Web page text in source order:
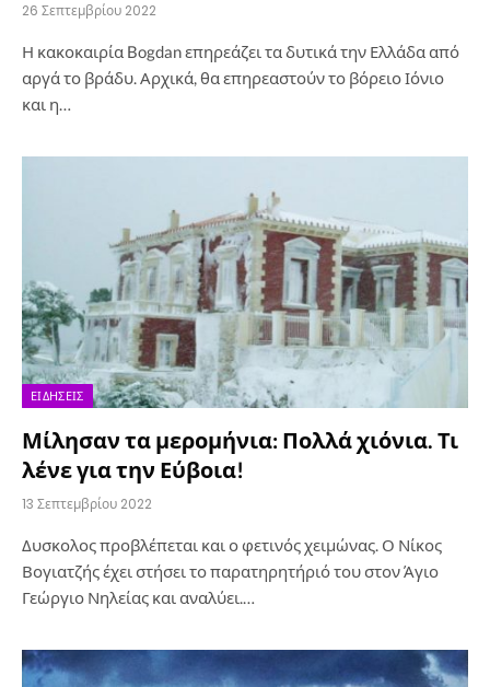
26 Σεπτεμβρίου 2022
Η κακοκαιρία Bogdan επηρεάζει τα δυτικά την Ελλάδα από
αργά το βράδυ. Αρχικά, θα επηρεαστούν το βόρειο Ιόνιο
και η…
ΕΙΔΉΣΕΙΣ
Μίλησαν τα μερομήνια: Πολλά χιόνια. Τι
λένε για την Εύβοια!
13 Σεπτεμβρίου 2022
Δυσκολος προβλέπεται και ο φετινός χειμώνας. Ο Νίκος
Βογιατζής έχει στήσει το παρατηρητήριό του στον Άγιο
Γεώργιο Νηλείας και αναλύει.…